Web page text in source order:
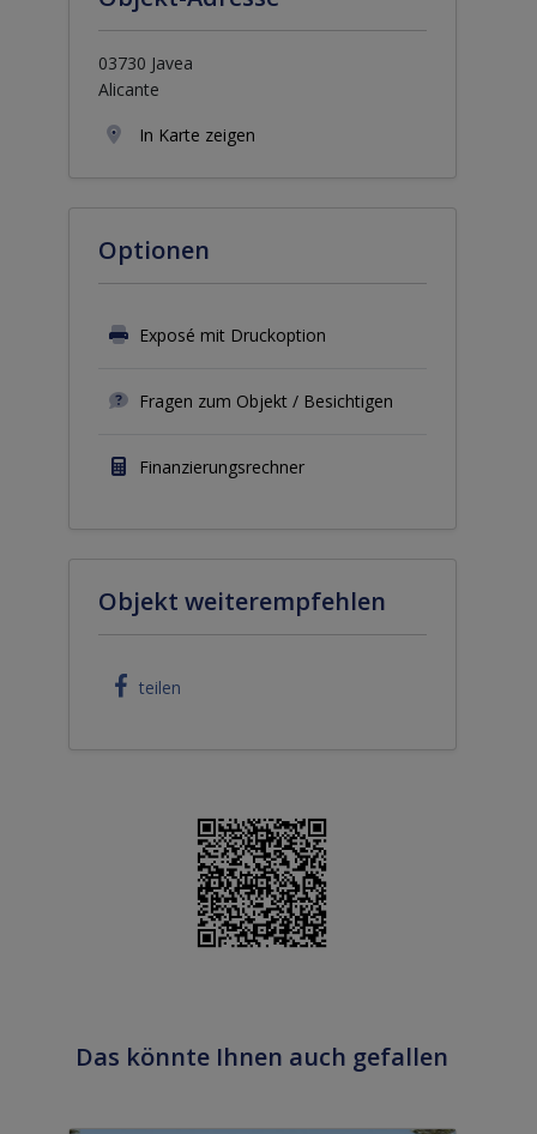
03730 Javea
Alicante
In Karte zeigen
Optionen
Exposé mit Druckoption
Fragen zum Objekt / Besichtigen
Finanzierungsrechner
Objekt weiterempfehlen
teilen
Das könnte Ihnen auch gefallen